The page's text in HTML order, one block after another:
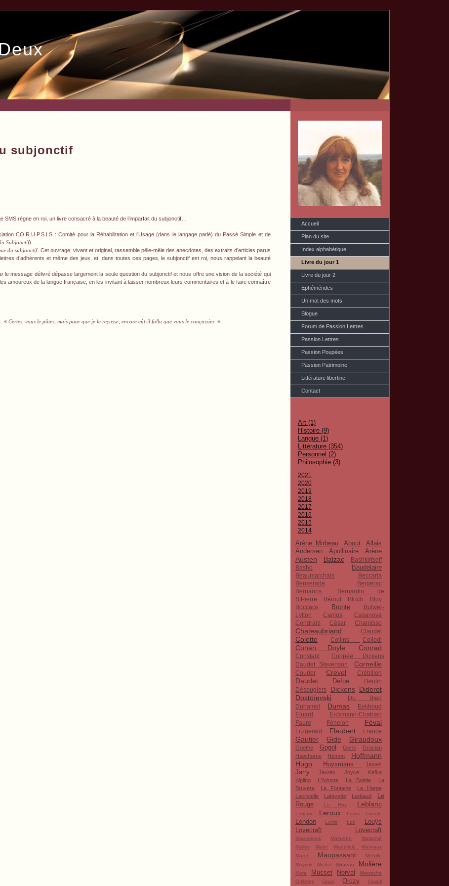
Accueil
Plan du site
Index alphabétique
Livre du jour 1
Livre du jour 2
Ephémérides
Un mot des mots
Blogue
Forum de Passion Lettres
Passion Lettres
Passion Poupées
Passion Patrimoine
Littérature libertine
Contact
Art (1)
Histoire (9)
Langue (1)
Littérature (354)
Personnel (2)
Philosophie (3)
2021
2020
2019
2018
2017
2016
2015
2014
Arène Mirbeau About
Allais
Andersen
Apollinaire Arène
Austen Balzac
Bashkirtseff
Basho
Baudelaire
Beaumarchais
Beccaria
Benserade
Bergerac
Bernanos
Bernardin de
StPierre
Béroul Bloch
Bloy
Boccace
Brontë
Bulwer-
Lytton
Camus
Casanova
Cendrars
César Chamisso
Chateaubriand Claudel
Colette Collins Collodi
Conan Doyle Conrad
Constant
Coppée Dickens
Daudet Stevenson
Corneille
Courier Crevel Crébillon
Daudet Defoë
Deulin
Désaugiers
Dickens Diderot
Dostoïevski
Du Bled
Duhamel
Dumas
Eekhoud
Eluard
Erckmann-Chatrian
Faure
Fénelon Féval
Fitzgerald Flaubert France
Gautier Gide Giraudoux
Goethe Gogol Gorki
Gracian
Hawthorne
Hémon
Hoffmann
Hugo
Huysmans James
Jarry Jaurès Joyce
Kafka
Kipling
L'Arioste La Boétie
La
Bruyère
La Fontaine
La Harpe
Lacretelle
Lafayette Larbaud
Le
Rouge
Le Roy Leblanc
Leblanc Leroux Lewis Lincoln
London Lorris Loti
Louÿs
Lovecraft
Lovecraft
Maeterlinck Malherbe
Mallarmé
Mallès
Malot Mansfield
Marivaux
Marot
Maupassant
Melville
Meyrink
Michel Mirbeau Molière
More Musset Nerval
Nietzsche
O.Henry
Orain Orczy Orwell
subjonctif
SMS règne en roi, un livre consacré à la beauté de l’imparfait du subjonctif…
CO.R.U.P.S.I.S. : Comité pour la Réhabilitation et l’Usage (dans le langage parlé) du Passé Simple et de
Subjonctif).
du subjonctif. Cet ouvrage, vivant et original, rassemble pêle-mêle des anecdotes, des extraits d’articles parus
d’adhérents et même des jeux, et, dans toutes ces pages, le subjonctif est roi, nous rappelant la beauté
le message délivré dépasse largement la seule question du subjonctif et nous offre une vision de la société qui
amoureux de la langue française, en les invitant à laisser nombreux leurs commentaires et à le faire connaître
«Certes, vous le pûtes, mais pour que je le reçusse, encore eût-il fallu que vous le conçussiez. »